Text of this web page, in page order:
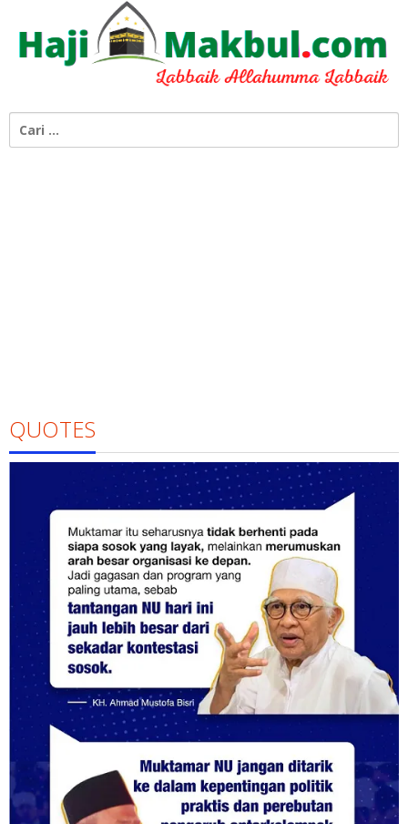
untuk:
QUOTES